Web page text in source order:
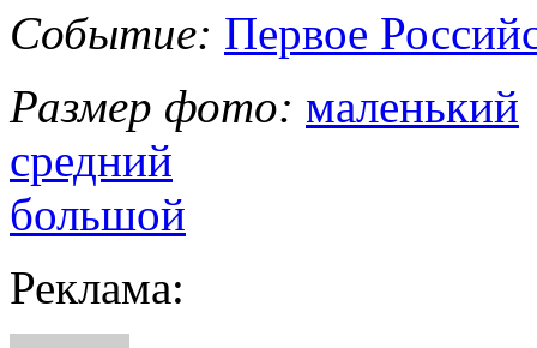
Событие: Первое
Размер фото: маленький
средний
большой
Реклама: